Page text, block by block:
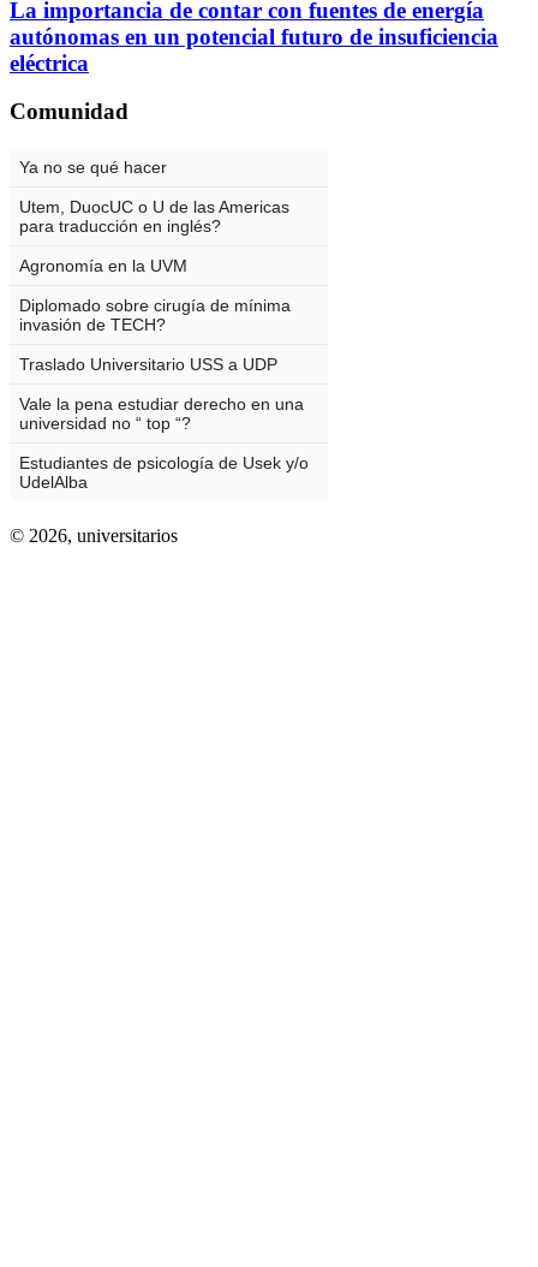
La importancia de contar con fuentes de energía
autónomas en un potencial futuro de insuficiencia
eléctrica
Comunidad
© 2026, universitarios